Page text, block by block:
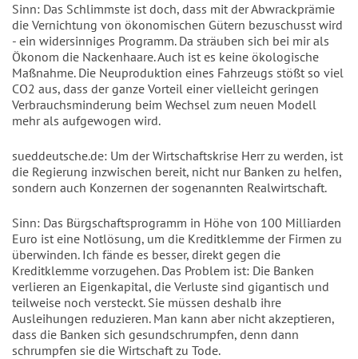
Sinn: Das Schlimmste ist doch, dass mit der Abwrackprämie
die Vernichtung von ökonomischen Gütern bezuschusst wird
- ein widersinniges Programm. Da sträuben sich bei mir als
Ökonom die Nackenhaare. Auch ist es keine ökologische
Maßnahme. Die Neuproduktion eines Fahrzeugs stößt so viel
CO2 aus, dass der ganze Vorteil einer vielleicht geringen
Verbrauchsminderung beim Wechsel zum neuen Modell
mehr als aufgewogen wird.
sueddeutsche.de: Um der Wirtschaftskrise Herr zu werden, ist
die Regierung inzwischen bereit, nicht nur Banken zu helfen,
sondern auch Konzernen der sogenannten Realwirtschaft.
Sinn: Das Bürgschaftsprogramm in Höhe von 100 Milliarden
Euro ist eine Notlösung, um die Kreditklemme der Firmen zu
überwinden. Ich fände es besser, direkt gegen die
Kreditklemme vorzugehen. Das Problem ist: Die Banken
verlieren an Eigenkapital, die Verluste sind gigantisch und
teilweise noch versteckt. Sie müssen deshalb ihre
Ausleihungen reduzieren. Man kann aber nicht akzeptieren,
dass die Banken sich gesundschrumpfen, denn dann
schrumpfen sie die Wirtschaft zu Tode.